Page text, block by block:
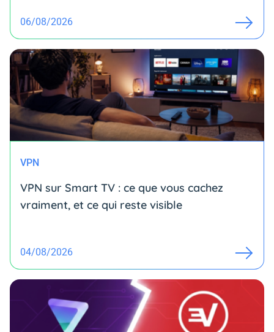
06/08/2026
VPN
VPN sur Smart TV : ce que vous cachez
vraiment, et ce qui reste visible
04/08/2026